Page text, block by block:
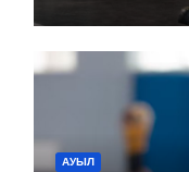
АУЫЛ